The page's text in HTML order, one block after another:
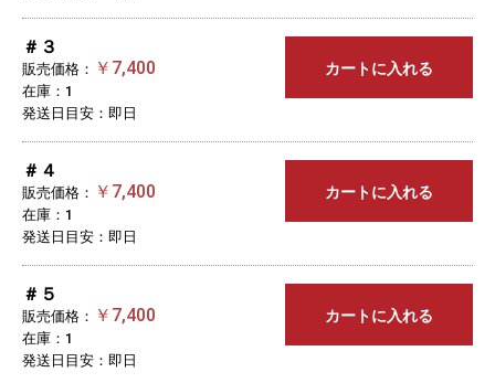
＃３
販売価格： ￥7,400
在庫：1
発送日目安：即日
カートに入れる
＃４
販売価格： ￥7,400
在庫：1
発送日目安：即日
カートに入れる
＃５
販売価格： ￥7,400
在庫：1
発送日目安：即日
カートに入れる